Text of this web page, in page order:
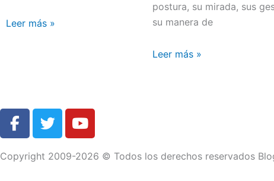
Leer más »
postura, su mirada, sus
su manera de
Leer más »
F
a
e
T
w
t
Y
o
t
Copyright 2009-2026 © Todos los derechos reservados